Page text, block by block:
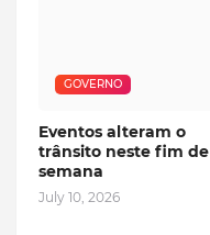
GOVERNO
Eventos alteram o
trânsito neste fim de
semana
July 10, 2026